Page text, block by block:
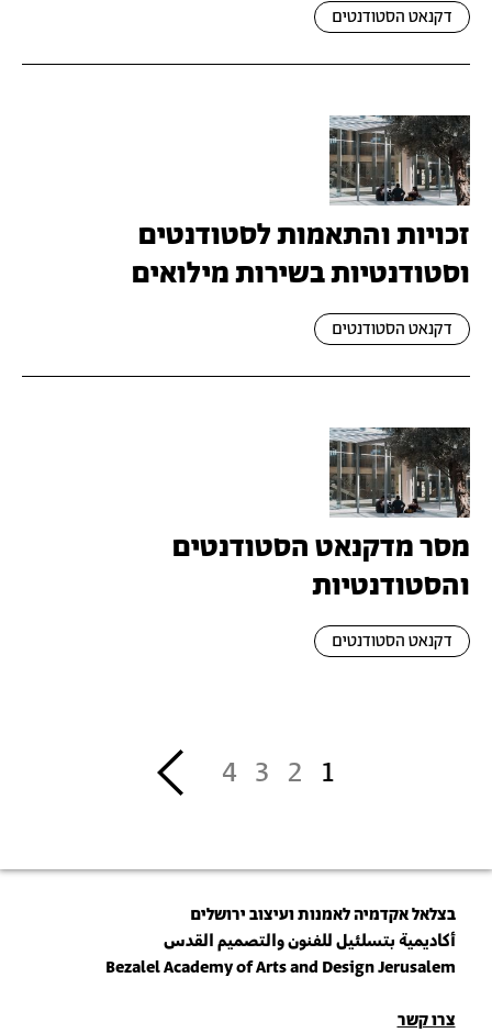
דקנאט הסטודנטים
זכויות והתאמות לסטודנטים
וסטודנטיות בשירות מילואים
דקנאט הסטודנטים
מסר מדקנאט הסטודנטים
והסטודנטיות
דקנאט הסטודנטים
1
2
3
4
››
בצלאל אקדמיה לאמנות ועיצוב ירושלים
أكاديمية بتسلئيل للفنون والتصميم القدس
Bezalel Academy of Arts and Design Jerusalem
צרו קשר